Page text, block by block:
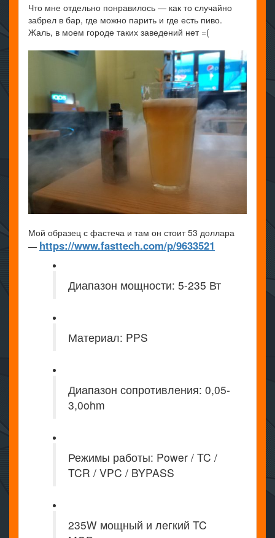
Что мне отдельно понравилось — как то случайно
забрел в бар, где можно парить и где есть пиво.
Жаль, в моем городе таких заведений нет =(
Мой образец с фастеча и там он стоит 53 доллара
— https://www.fasttech.com/p/9633521
Диапазон мощности: 5-235 Вт
Материал: PPS
Диапазон сопротивления: 0,05-
3,0ohm
Режимы работы: Power / TC /
TCR / VPC / BYPASS
235W мощный и легкий TC